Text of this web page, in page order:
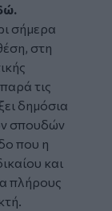
σήμερα
στη
τις
δημόσια
σπουδών
που η
και
πλήρους